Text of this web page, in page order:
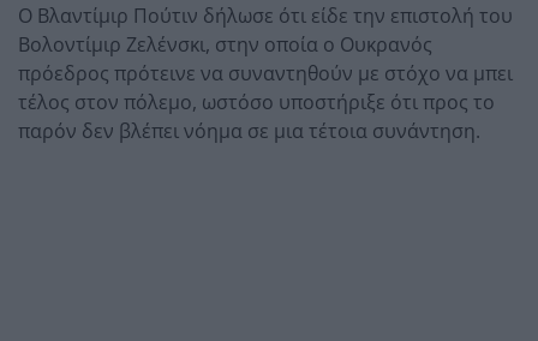
Ο Βλαντίμιρ Πούτιν δήλωσε ότι είδε την επιστολή του
Βολοντίμιρ Ζελένσκι, στην οποία ο Ουκρανός
πρόεδρος πρότεινε να συναντηθούν με στόχο να μπει
τέλος στον πόλεμο, ωστόσο υποστήριξε ότι προς το
παρόν δεν βλέπει νόημα σε μια τέτοια συνάντηση.